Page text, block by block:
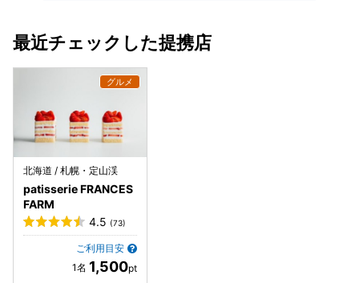
最近チェックした提携店
北海道 / 札幌・定山渓
patisserie FRANCES
FARM
4.5 (73)
ご利用目安
1,500